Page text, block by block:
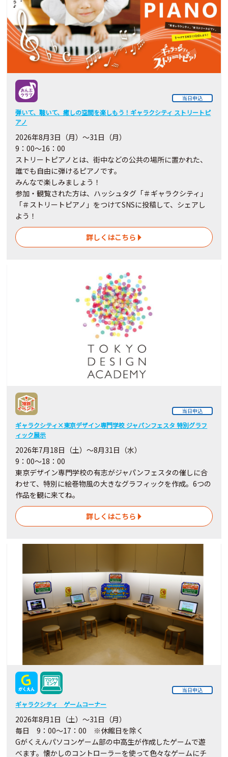
当日申込
弾いて、聴いて、癒しの空間を楽しもう！ギャラクシティ ストリートピ
アノ
2026年8月3日（月）～31日（月）
9：00～16：00
ストリートピアノとは、街中などの公共の場所に置かれた、
誰でも自由に弾けるピアノです。
みんなで楽しみましょう！
参加・観覧された方は、ハッシュタグ「＃ギャラクシティ」
「＃ストリートピアノ」をつけてSNSに投稿して、シェアし
よう！
詳しくはこちら
当日申込
ギャラクシティ×東京デザイン専門学校 ジャパンフェスタ 特別グラフ
ィック展示
2026年7月18日（土）～8月31日（水）
9：00～18：00
東京デザイン専門学校の有志がジャパンフェスタの催しに合
わせて、特別に絵巻物風の大きなグラフィックを作成。6つの
作品を観に来てね。
詳しくはこちら
当日申込
ギャラクシティ ゲームコーナー
2026年8月1日（土）～31日（月）
毎日 9：00～17：00 ※休館日を除く
Gがくえんパソコンゲーム部の中高生が作成したゲームで遊
べます。懐かしのコントローラーを使って色々なゲームにチ